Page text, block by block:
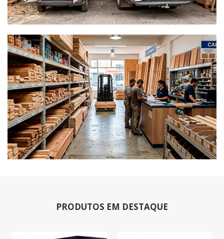
PRODUTOS EM DESTAQUE